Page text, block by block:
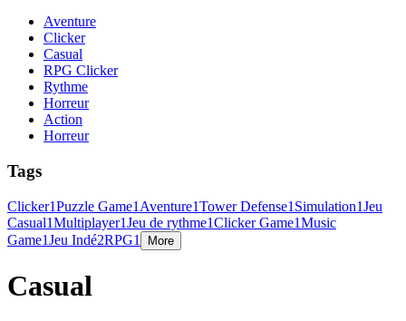
Aventure
Clicker
Casual
RPG Clicker
Rythme
Horreur
Action
Horreur
Tags
Clicker1Puzzle Game1 Aventure1Tower Defense1 Simulation1Jeu
Casual1Multiplayer1Jeu de rythme1Clicker Game1Music
Game1Jeu Indé2RPG1 More
Casual